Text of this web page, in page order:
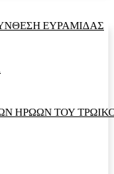
ΕΥΡΑΜΙΔΑΣ
ΗΡΩΩΝ ΤΟΥ